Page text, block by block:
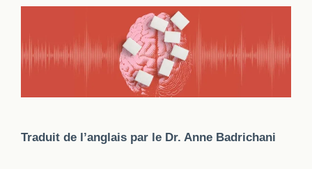
Traduit de l’anglais par le Dr. Anne Badrichani